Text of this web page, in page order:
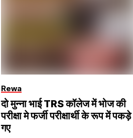
Rewa
दो मुन्ना भाई TRS कॉलेज में भोज की
परीक्षा मे फर्जी परीक्षार्थी के रूप में पकड़े
गए